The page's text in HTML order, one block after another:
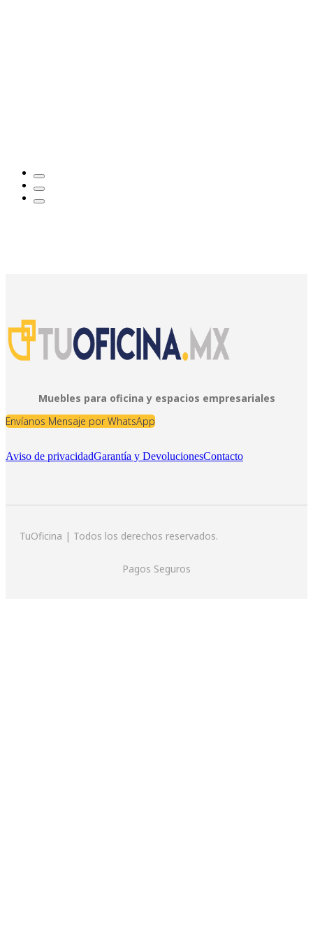
Muebles para oficina y espacios empresariales
Envíanos Mensaje por WhatsApp
Aviso de privacidadGarantía y DevolucionesContacto
TuOficina | Todos los derechos reservados.
Pagos Seguros